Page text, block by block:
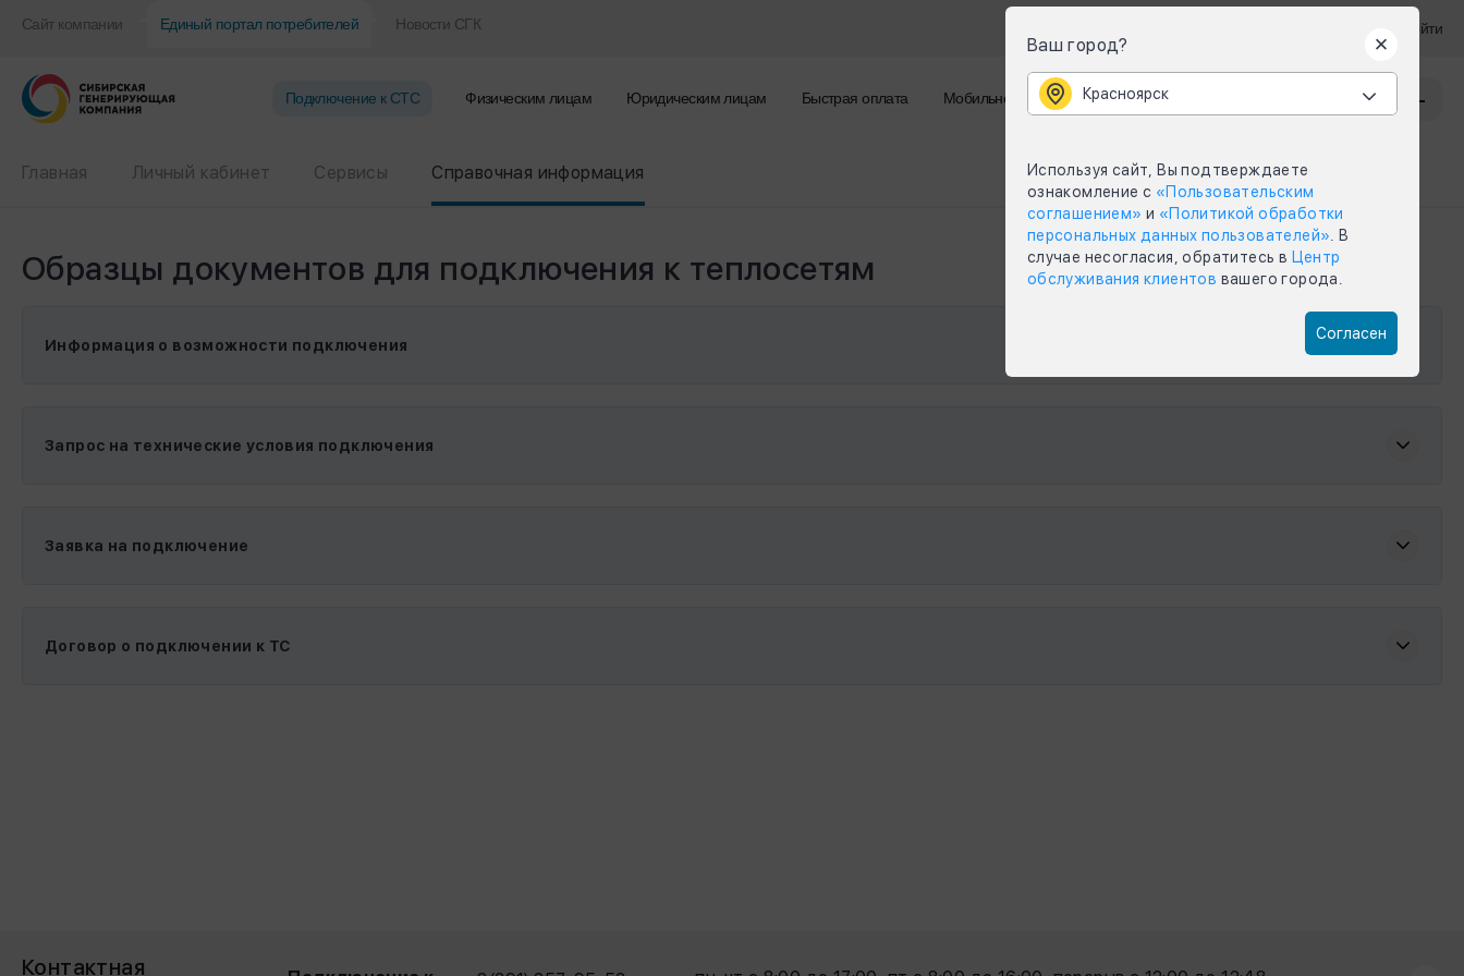
Сайт компании Единый портал потребителей Новости СГК Войти
Подключение к CТС Физическим лицам Юридическим лицам Быстрая оплата Мобильное приложение Задать вопрос Меню
Главная Личный кабинет Сервисы Справочная информация
Образцы документов для подключения к теплосетям
Информация о возможности подключения
Запрос на технические условия подключения
Заявка на подключение
Договор о подключении к ТС
Контактная
Ваш город?
Красноярск
Используя сайт, Вы подтверждаете
ознакомление с «Пользовательским
соглашением» и «Политикой обработки
персональных данных пользователей» . В
случае несогласия, обратитесь в Центр
обслуживания клиентов вашего города.
Согласен